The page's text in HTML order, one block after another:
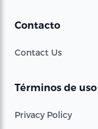
Contacto
Contact Us
Términos de uso
Privacy Policy